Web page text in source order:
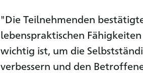
"Die Teilnehmenden
lebenspraktischen
wichtig ist, um die
verbessern und den